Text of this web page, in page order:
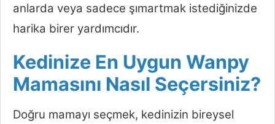
anlarda veya sadece şımartmak istediğinizde
harika birer yardımcıdır.
Kedinize En Uygun Wanpy
Mamasını Nasıl Seçersiniz?
Doğru mamayı seçmek, kedinizin bireysel